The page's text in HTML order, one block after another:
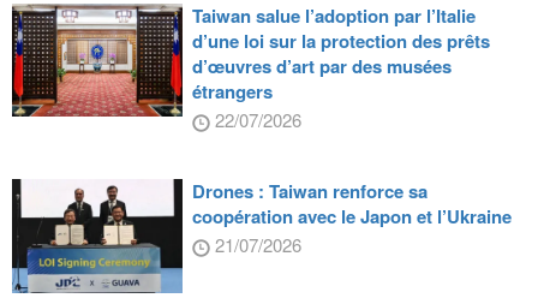
Taiwan salue l’adoption par l’Italie
d’une loi sur la protection des prêts
d’œuvres d’art par des musées
étrangers
22/07/2026
Drones : Taiwan renforce sa
coopération avec le Japon et l’Ukraine
21/07/2026